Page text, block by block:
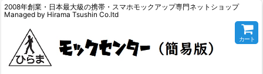
2008年創業・日本最大級の携帯・スマホモックアップ専門ネットショップ
Managed by Hirama Tsushin Co.ltd
カート